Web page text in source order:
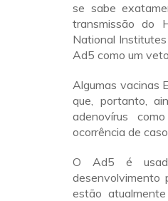
se sabe
transmissão do
National
Ad5 como um
Algumas vacinas
que, portanto,
adenovírus
ocorrência de
O Ad5 é
desenvolvimento
estão